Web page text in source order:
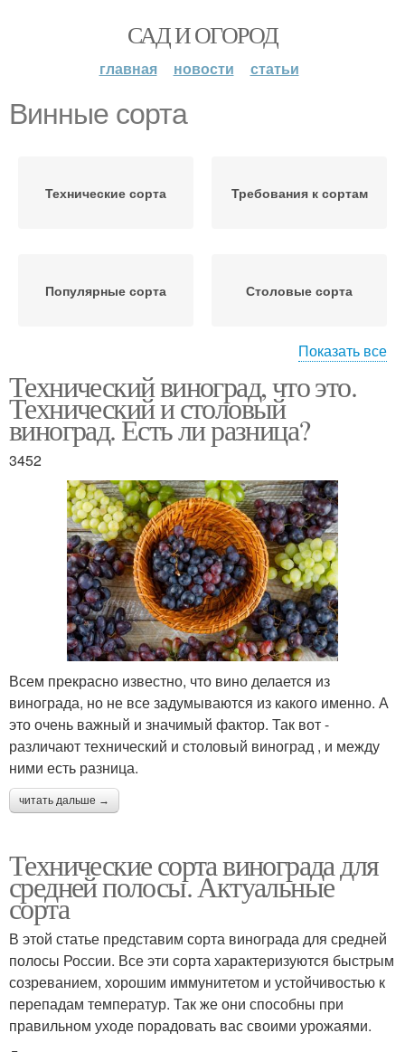
САД И ОГОРОД
главная новости статьи
Винные сорта
Технические сорта Требования к сортам
Популярные сорта Столовые сорта
Высокоурожайный сорт Сорт для сухих и
Универсальный сорт Сорт из венгрии
Болезнестойкий сорт Винный виноград
Отличный сорт Сорт для красного
Идеальный сорт
Элитные сорта Актуальные сорта
Показать все
Технический виноград, что это.
Технический и столовый
виноград. Есть ли разница?
3452
Всем прекрасно известно, что вино делается из
винограда, но не все задумываются из какого именно. А
это очень важный и значимый фактор. Так вот -
различают технический и столовый виноград , и между
ними есть разница.
читать дальше →
Технические сорта винограда для
средней полосы. Актуальные
сорта
В этой статье представим сорта винограда для средней
полосы России. Все эти сорта характеризуются быстрым
созреванием, хорошим иммунитетом и устойчивостью к
перепадам температур. Так же они способны при
правильном уходе порадовать вас своими урожаями.